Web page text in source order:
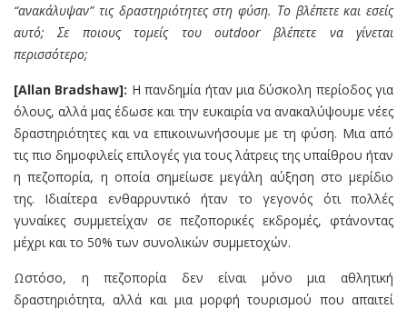
“ανακάλυψαν” τις δραστηριότητες στη φύση. Το βλέπετε και εσείς
αυτό; Σε ποιους τομείς του outdoorβλέπετε να γίνεται
περισσότερο;
[Allan Bradshaw]: Η πανδημία ήταν μια δύσκολη περίοδος για
όλους, αλλά μας έδωσε και την ευκαιρία να ανακαλύψουμε νέες
δραστηριότητες και να επικοινωνήσουμε με τη φύση. Μια από
τις πιο δημοφιλείς επιλογές για τους λάτρεις της υπαίθρου ήταν
η πεζοπορία, η οποία σημείωσε μεγάλη αύξηση στο μερίδιο
της. Ιδιαίτερα ενθαρρυντικό ήταν το γεγονός ότι πολλές
γυναίκες συμμετείχαν σε πεζοπορικές εκδρομές, φτάνοντας
μέχρι και το 50% των συνολικών συμμετοχών.
Ωστόσο, η πεζοπορία δεν είναι μόνο μια αθλητική
δραστηριότητα, αλλά και μια μορφή τουρισμού που απαιτεί